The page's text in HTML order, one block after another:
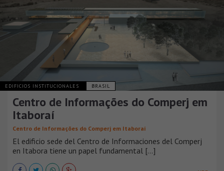
EDIFICIOS INSTITUCIONALES BRASIL
Centro de Informações do Comperj em
Itaboraí
Centro de Informações do Comperj em Itaboraí
El edificio sede del Centro de Informaciones del Comperj
en Itabora tiene un papel fundamental [...]